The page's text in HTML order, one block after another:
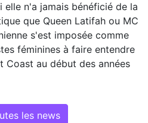
elle n'a jamais bénéficié de la
que Queen Latifah ou MC
s'est imposée comme
féminines à faire entendre
Coast au début des années
les news